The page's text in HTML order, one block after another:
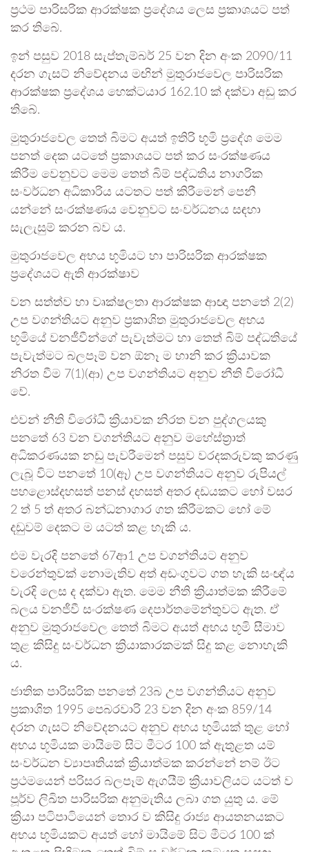
ප්‍රථම පාරිසරික ආරක්ෂක ප්‍රදේශය ලෙස ප්‍රකාශයට පත්
කර තිබේ.
ඉන් පසුව 2018 සැප්තැම්බර් 25 වන දින අංක 2090/11
දරන ගැසට් නිවේදනය මඟින් මුතුරාජවෙල පාරිසරික
ආරක්ෂක ප්‍රදේශය හෙක්ටයාර 162.10 ක් දක්වා අඩු කර
තිබේ.
මුතුරාජවෙල තෙත් බිමට අයත් ඉතිරි භූමි ප්‍රදේශ මෙම
පනත් දෙක යටතේ ප්‍රකාශයට පත් කර සංරක්ෂණය
කිරීම වෙනුවට මෙම තෙත් බිම් පද්ධතිය නාගරික
සංවර්ධන අධිකාරිය යටතට පත් කිරීමෙන් පෙනී
යන්නේ සංරක්ෂණය වෙනුවට සංවර්ධනය සඳහා
සැලැසුම් කරන බව ය.
මුතුරාජවෙල අභය භූමියට හා පාරිසරික ආරක්ෂක
ප්‍රදේශයට ඇති ආරක්ෂාව
වන සත්ත්ව හා වෘක්ෂලතා ආරක්ෂක ආඥා පනතේ 2(2)
උප වගන්තියට අනුව ප්‍රකාශිත මුතුරාජවෙල අභය
භූමියේ වනජීවීන්ගේ පැවැත්මට හා තෙත් බිම් පද්ධතියේ
පැවැත්මට බලපෑම් වන ඕනෑ ම හානි කර ක්‍රියාවක
නිරත වීම 7(1)(ආ) උප වගන්තියට අනුව නීති විරෝධී
වේ.
එවන් නීති විරෝධී ක්‍රියාවක නිරත වන පුද්ගලයකු
පනතේ 63 වන වගන්තියට අනුව මහේස්ත්‍රාත්
අධිකරණයක නඩු පැවරීමෙන් පසුව වරදකරුවකු කරණු
ලැබූ විට පනතේ 10(ඈ) උප වගන්තියට අනුව රුපියල්
පහළොස්දහසත් පනස් දහසත් අතර දඩයකට හෝ වසර
2 ත් 5 ත් අතර බන්ධනාගාර ගත කිරීමකට හෝ මේ
දඩුවම් දෙකට ම යටත් කළ හැකි ය.
එම වැරදි පනතේ 67ආ1 උප වගන්තියට අනුව
වරෙන්තුවක් නොමැතිව අත් අඩංගුවට ගත හැකි සංඥ්ය
වැරදි ලෙස ද දක්වා ඇත. මෙම නීති ක්‍රියාත්මක කිරීමේ
බලය වනජීවී සංරක්ෂණ දෙපාර්තමේන්තුවට ඇත. ඒ
අනුව මුතුරාජවෙල තෙත් බිමට අයත් අභය භූමි සීමාව
තුළ කිසිදු සංවර්ධන ක්‍රියාකාරකමක් සිදු කළ නොහැකි
ය.
ජාතික පාරිසරික පනතේ 23බ උප වගන්තියට අනුව
ප්‍රකාශිත 1995 පෙබරවාරි 23 වන දින අංක 859/14
දරන ගැසට් නිවේදනයට අනුව අභය භූමියක් තුළ හෝ
අභය භූමියක මායිමේ සිට මීටර 100 ක් ඇතුළත යම්
සංවර්ධන ව්‍යාපෘතියක් ක්‍රියාත්මක කරන්නේ නම් ඊට
ප්‍රථමයෙන් පරිසර බලපෑම් ඇගයීම් ක්‍රියාවලියට යටත් ව
පූර්ව ලිඛිත පාරිසරික අනුමැතිය ලබා ගත යුතු ය. මේ
ක්‍රියා පටිපාටියෙන් තොර ව කිසිදු රාජ්‍ය ආයතනයකට
අභය භූමියකට අයත් හෝ මායිමේ සිට මීටර 100 ක්